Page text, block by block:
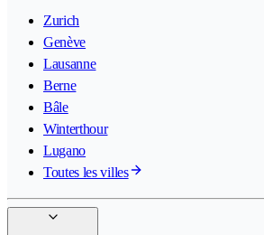
Zurich
Genève
Lausanne
Berne
Bâle
Winterthour
Lugano
Toutes les villes